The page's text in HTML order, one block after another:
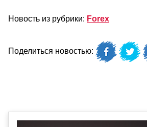
Новость из рубрики: Forex
Поделиться новостью: